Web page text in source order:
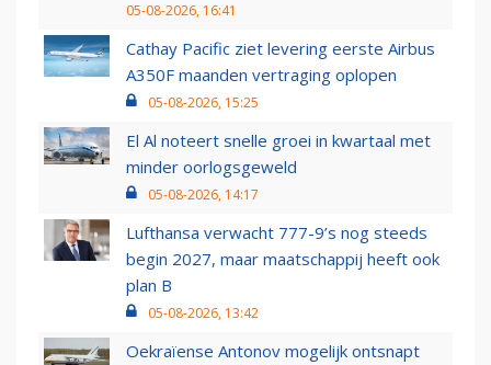
05-08-2026, 16:41
Cathay Pacific ziet levering eerste Airbus
A350F maanden vertraging oplopen
05-08-2026, 15:25
El Al noteert snelle groei in kwartaal met
minder oorlogsgeweld
05-08-2026, 14:17
Lufthansa verwacht 777-9’s nog steeds
begin 2027, maar maatschappij heeft ook
plan B
05-08-2026, 13:42
Oekraïense Antonov mogelijk ontsnapt